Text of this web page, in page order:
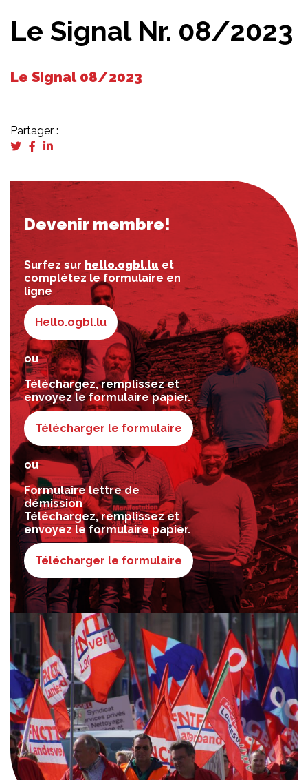
Le Signal Nr. 08/2023
Le Signal 08/2023
Partager :
Devenir membre!
Surfez sur hello.ogbl.lu et
complétez le formulaire en
ligne
Hello.ogbl.lu
ou
Téléchargez, remplissez et
envoyez le formulaire papier.
Télécharger le formulaire
ou
Formulaire lettre de
démission
Téléchargez, remplissez et
envoyez le formulaire papier.
Télécharger le formulaire